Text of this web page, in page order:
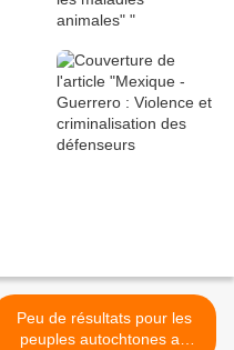
Peu de résultats pour les
peuples autochtones au